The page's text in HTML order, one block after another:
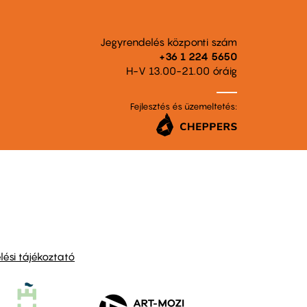
Jegyrendelés központi szám
+36 1 224 5650
H-V 13.00-21.00 óráig
Fejlesztés és üzemeltetés:
tájékoztató